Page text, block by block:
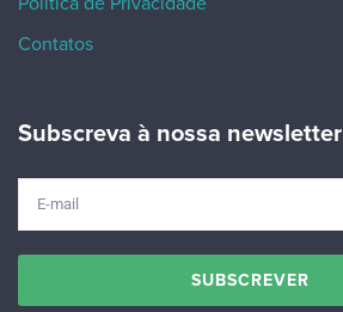
Contatos
Subscreva à nossa newsletter